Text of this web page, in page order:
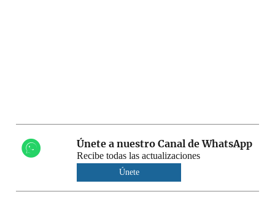
Únete a nuestro Canal de WhatsApp
Recibe todas las actualizaciones
Únete